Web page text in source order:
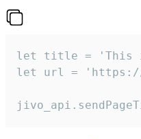
let title = 'This
let url = 'https://